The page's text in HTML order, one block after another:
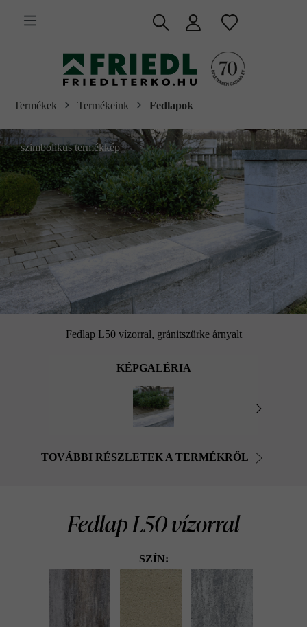
tartalomra
Termékek Termékeink Fedlapok
szimbolikus termékkép
Fedlap L50 vízorral, gránitszürke árnyalt
KÉPGALÉRIA
TOVÁBBI RÉSZLETEK A TERMÉKRŐL
Fedlap L50 vízorral
SZÍN: